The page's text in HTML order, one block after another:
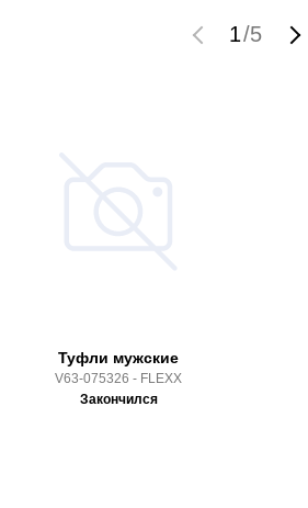
1/5
Туфли мужские
V63-075326 - FLEXX
Закончился